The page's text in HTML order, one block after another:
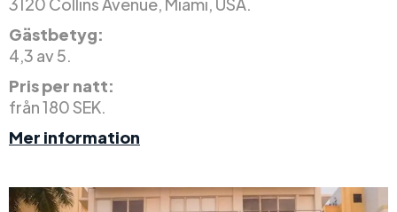
Gästbetyg:
4,3 av 5.
Pris per natt:
från 180 SEK.
Mer information